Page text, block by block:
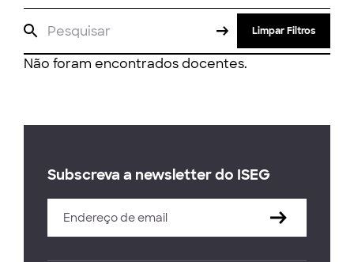
Limpar Filtros
Não foram encontrados docentes.
Subscreva a newsletter do ISEG